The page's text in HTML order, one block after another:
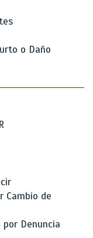
o Daño
Cambio de
por Denuncia